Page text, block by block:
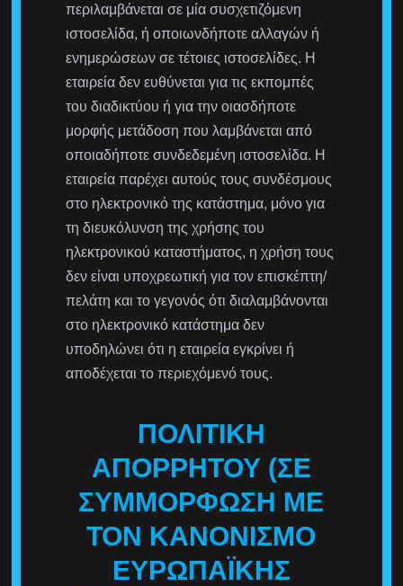
περιλαμβάνεται σε μία συσχετιζόμενη
ιστοσελίδα, ή οποιωνδήποτε αλλαγών ή
ενημερώσεων σε τέτοιες ιστοσελίδες. Η
εταιρεία δεν ευθύνεται για τις εκπομπές
του διαδικτύου ή για την οιασδήποτε
μορφής μετάδοση που λαμβάνεται από
οποιαδήποτε συνδεδεμένη ιστοσελίδα. Η
εταιρεία παρέχει αυτούς τους συνδέσμους
στο ηλεκτρονικό της κατάστημα, μόνο για
τη διευκόλυνση της χρήσης του
ηλεκτρονικού καταστήματος, η χρήση τους
δεν είναι υποχρεωτική για τον επισκέπτη/
πελάτη και το γεγονός ότι διαλαμβάνονται
στο ηλεκτρονικό κατάστημα δεν
υποδηλώνει ότι η εταιρεία εγκρίνει ή
αποδέχεται το περιεχόμενό τους.
ΠΟΛΙΤΙΚΉ
ΑΠΟΡΡΉΤΟΥ (ΣΕ
ΣΥΜΜΌΡΦΩΣΗ ΜΕ
ΤΟΝ ΚΑΝΟΝΙΣΜΌ
ΕΥΡΩΠΑΪΚΉΣ